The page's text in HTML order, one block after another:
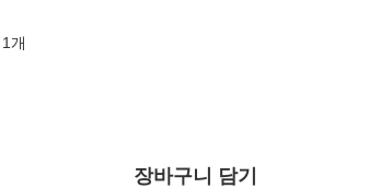
1개
장바구니 담기